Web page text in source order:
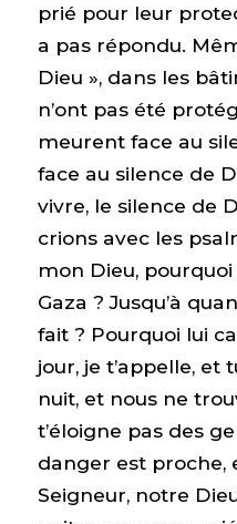
prié pour leur
a pas répondu.
Dieu », dans les
n’ont pas été
meurent face au
face au silence de
vivre, le silence de
crions avec les
mon Dieu,
Gaza ? Jusqu’à
fait ? Pourquoi lui
jour, je t’appelle, et
nuit, et nous ne
t’éloigne pas des
danger est proche,
Seigneur, notre